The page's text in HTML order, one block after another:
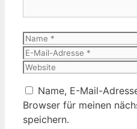
Name
Name, E-Mail-
Browser für meinen
speichern.